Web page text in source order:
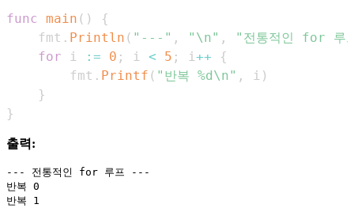
func main ( )
{
    fmt
. Println ( "---" , "\n" ,
"전통적인 for
for i := 0 ; i < 5 ; i++
{
        fmt
. Printf ( "반복 %d\n" , i )
}
}
출력:
--- 전통적인 for 루프 ---
반복 0
반복 1